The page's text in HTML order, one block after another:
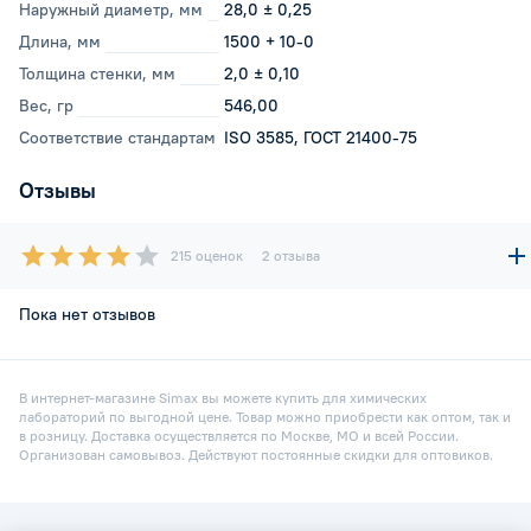
Наружный диаметр, мм
28,0 ± 0,25
Длина, мм
1500 + 10-0
Толщина стенки, мм
2,0 ± 0,10
Вес, гр
546,00
Соответствие стандартам ISO 3585, ГОСТ 21400-75
Отзывы
215 оценок 2 отзыва
Пока нет отзывов
В интернет-магазине Simax вы можете купить для химических
лабораторий по выгодной цене. Товар можно приобрести как оптом, так и
в розницу. Доставка осуществляется по Москве, МО и всей России.
Организован самовывоз. Действуют постоянные скидки для оптовиков.